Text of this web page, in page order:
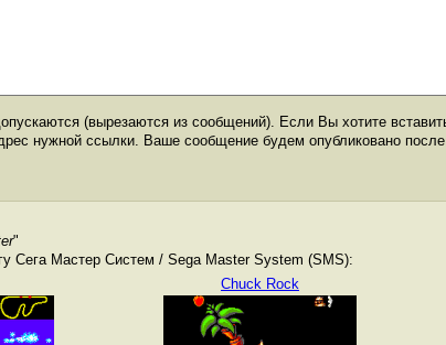
(вырезаются из сообщений). Если Вы хотите
нужной ссылки. Ваше сообщение будем опубликовано
"
Сега Мастер Систем / Sega Master System (SMS):
Chuck Rock